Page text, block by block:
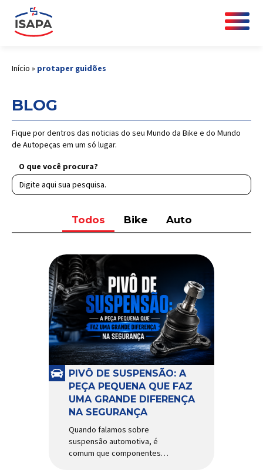
Início » protaper guidões
BLOG
Fique por dentros das noticias do seu Mundo da Bike e do Mundo
de Autopeças em um só lugar.
O que você procura?
Todos Bike Auto
PIVÔ DE SUSPENSÃO: A
PEÇA PEQUENA QUE FAZ
UMA GRANDE DIFERENÇA
NA SEGURANÇA
Quando falamos sobre
suspensão automotiva, é
comum que componentes